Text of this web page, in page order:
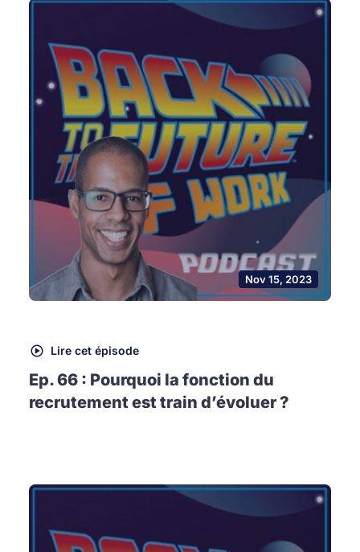
Nov 15, 2023
Lire cet épisode
Ep. 66 : Pourquoi la fonction du
recrutement est train d’évoluer ?